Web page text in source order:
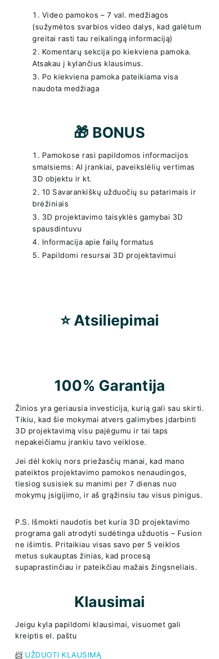
Video pamokos – 7 val. medžiagos
(sužymėtos svarbios video dalys, kad galėtum
greitai rasti tau reikalingą informaciją)
Komentarų sekcija po kiekviena pamoka.
Atsakau į kylančius klausimus.
Po kiekviena pamoka pateikiama visa
naudota medžiaga
🎁 BONUS
Pamokose rasi papildomos informacijos
smalsiems: AI įrankiai, paveikslėlių vertimas
3D objektu ir kt.
10 Savarankiškų užduočių su patarimais ir
brėžiniais
3D projektavimo taisyklės gamybai 3D
spausdintuvu
Informacija apie failų formatus
Papildomi resursai 3D projektavimui
⭐ Atsiliepimai
100% Garantija
Žinios yra geriausia investicija, kurią gali sau skirti.
Tikiu, kad šie mokymai atvers galimybes įdarbinti
3D projektavimą visu pajėgumu ir tai taps
nepakeičiamu įrankiu tavo veiklose.
Jei dėl kokių nors priežasčių manai, kad mano
pateiktos projektavimo pamokos nenaudingos,
tiesiog susisiek su manimi per 7 dienas nuo
mokymų įsigijimo, ir aš grąžinsiu tau visus pinigus.
P.S. Išmokti naudotis bet kuria 3D projektavimo
programa gali atrodyti sudėtinga užduotis – Fusion
ne išimtis. Pritaikiau visas savo per 5 veiklos
metus sukauptas žinias, kad procesą
supaprastinčiau ir pateikčiau mažais žingsneliais.
Klausimai
Jeigu kyla papildomi klausimai, visuomet gali
kreiptis el. paštu
📨 UŽDUOTI KLAUSIMĄ